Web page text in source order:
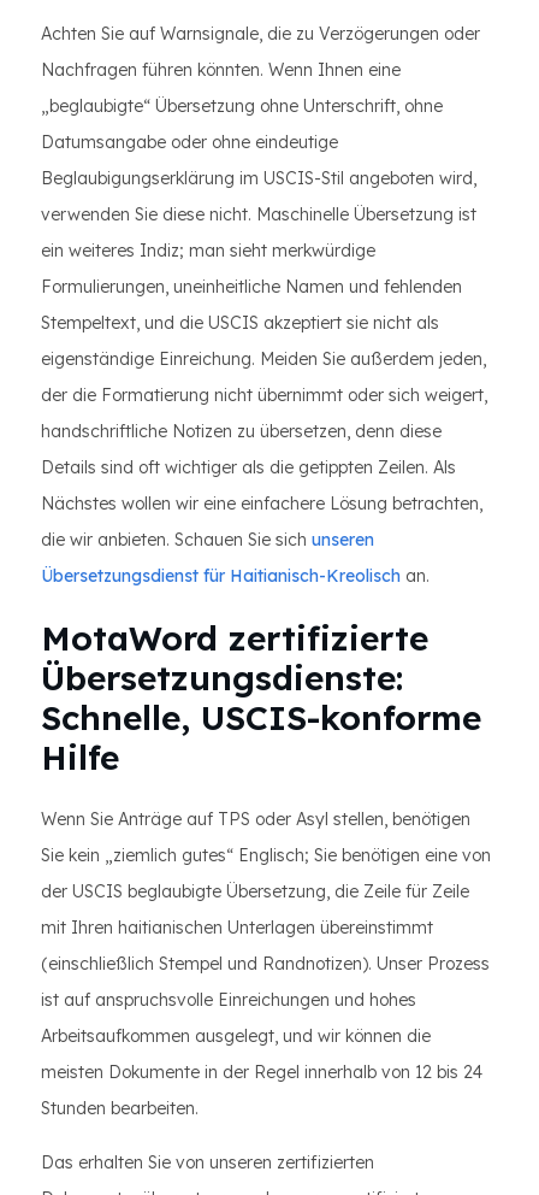
Achten Sie auf Warnsignale, die zu Verzögerungen oder
Nachfragen führen könnten. Wenn Ihnen eine
„beglaubigte“ Übersetzung ohne Unterschrift, ohne
Datumsangabe oder ohne eindeutige
Beglaubigungserklärung im USCIS-Stil angeboten wird,
verwenden Sie diese nicht. Maschinelle Übersetzung ist
ein weiteres Indiz; man sieht merkwürdige
Formulierungen, uneinheitliche Namen und fehlenden
Stempeltext, und die USCIS akzeptiert sie nicht als
eigenständige Einreichung. Meiden Sie außerdem jeden,
der die Formatierung nicht übernimmt oder sich weigert,
handschriftliche Notizen zu übersetzen, denn diese
Details sind oft wichtiger als die getippten Zeilen. Als
Nächstes wollen wir eine einfachere Lösung betrachten,
die wir anbieten. Schauen Sie sich unseren
Übersetzungsdienst für Haitianisch-Kreolisch an.
MotaWord zertifizierte
Übersetzungsdienste:
Schnelle, USCIS-konforme
Hilfe
Wenn Sie Anträge auf TPS oder Asyl stellen, benötigen
Sie kein „ziemlich gutes“ Englisch; Sie benötigen eine von
der USCIS beglaubigte Übersetzung, die Zeile für Zeile
mit Ihren haitianischen Unterlagen übereinstimmt
(einschließlich Stempel und Randnotizen). Unser Prozess
ist auf anspruchsvolle Einreichungen und hohes
Arbeitsaufkommen ausgelegt, und wir können die
meisten Dokumente in der Regel innerhalb von 12 bis 24
Stunden bearbeiten.
Das erhalten Sie von unseren zertifizierten